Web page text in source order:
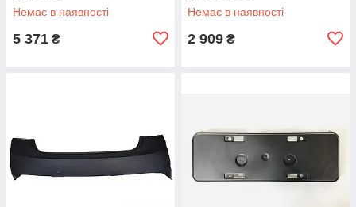
Немає в наявності
5 371 ₴
Немає в наявності
2 909 ₴